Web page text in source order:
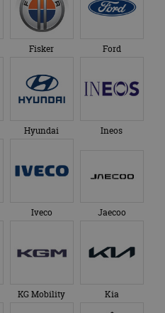
Fisker Ford
Hyundai Ineos
Iveco Jaecoo
KG Mobility Kia